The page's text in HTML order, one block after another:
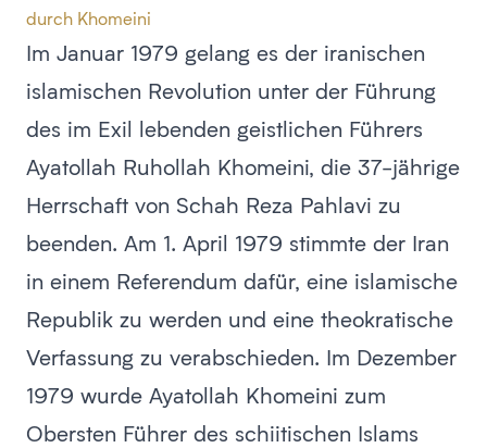
durch Khomeini
Im Januar 1979 gelang es der iranischen
islamischen Revolution unter der Führung
des im Exil lebenden geistlichen Führers
Ayatollah Ruhollah Khomeini, die 37-jährige
Herrschaft von Schah Reza Pahlavi zu
beenden. Am 1. April 1979 stimmte der Iran
in einem Referendum dafür, eine islamische
Republik zu werden und eine theokratische
Verfassung zu verabschieden. Im Dezember
1979 wurde Ayatollah Khomeini zum
Obersten Führer des schiitischen Islams